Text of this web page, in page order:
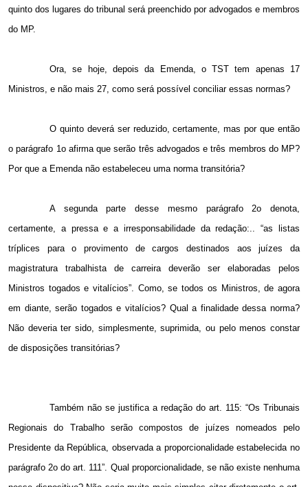
quinto dos lugares do tribunal será preenchido por advogados e membros
do MP.
Ora, se hoje, depois da Emenda, o TST tem apenas 17
Ministros, e não mais 27, como será possível conciliar essas normas?
O quinto deverá ser reduzido, certamente, mas por que então
o parágrafo 1o afirma que serão três advogados e três membros do MP?
Por que a Emenda não estabeleceu uma norma transitória?
A segunda parte desse mesmo parágrafo 2o denota,
certamente, a pressa e a irresponsabilidade da redação:.. “as listas
tríplices para o provimento de cargos destinados aos juízes da
magistratura trabalhista de carreira deverão ser elaboradas pelos
Ministros togados e vitalícios”. Como, se todos os Ministros, de agora
em diante, serão togados e vitalícios? Qual a finalidade dessa norma?
Não deveria ter sido, simplesmente, suprimida, ou pelo menos constar
de disposições transitórias?
Também não se justifica a redação do art. 115: “Os Tribunais
Regionais do Trabalho serão compostos de juízes nomeados pelo
Presidente da República, observada a proporcionalidade estabelecida no
parágrafo 2o do art. 111”. Qual proporcionalidade, se não existe nenhuma